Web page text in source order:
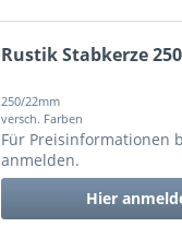
Rustik Stabkerze
250/22mm
versch. Farben
Für Preisinformationen
anmelden.
Hier